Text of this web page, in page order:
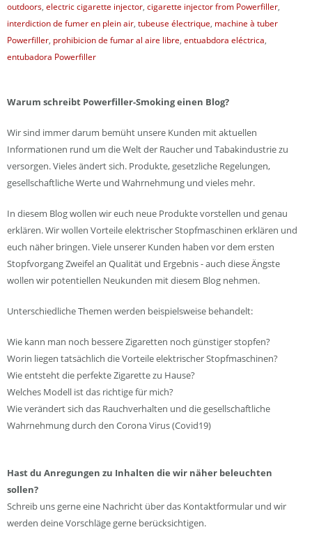
outdoors, electric cigarette injector, cigarette injector from Powerfiller,
interdiction de fumer en plein air, tubeuse électrique, machine à tuber
Powerfiller, prohibicion de fumar al aire libre, entuabdora eléctrica,
entubadora Powerfiller
Warum schreibt Powerfiller-Smoking einen Blog?
Wir sind immer darum bemüht unsere Kunden mit aktuellen
Informationen rund um die Welt der Raucher und Tabakindustrie zu
versorgen. Vieles ändert sich. Produkte, gesetzliche Regelungen,
gesellschaftliche Werte und Wahrnehmung und vieles mehr.
In diesem Blog wollen wir euch neue Produkte vorstellen und genau
erklären. Wir wollen Vorteile elektrischer Stopfmaschinen erklären und
euch näher bringen. Viele unserer Kunden haben vor dem ersten
Stopfvorgang Zweifel an Qualität und Ergebnis - auch diese Ängste
wollen wir potentiellen Neukunden mit diesem Blog nehmen.
Unterschiedliche Themen werden beispielsweise behandelt:
Wie kann man noch bessere Zigaretten noch günstiger stopfen?
Worin liegen tatsächlich die Vorteile elektrischer Stopfmaschinen?
Wie entsteht die perfekte Zigarette zu Hause?
Welches Modell ist das richtige für mich?
Wie verändert sich das Rauchverhalten und die gesellschaftliche
Wahrnehmung durch den Corona Virus (Covid19)
Hast du Anregungen zu Inhalten die wir näher beleuchten
sollen?
Schreib uns gerne eine Nachricht über das Kontaktformular und wir
werden deine Vorschläge gerne berücksichtigen.